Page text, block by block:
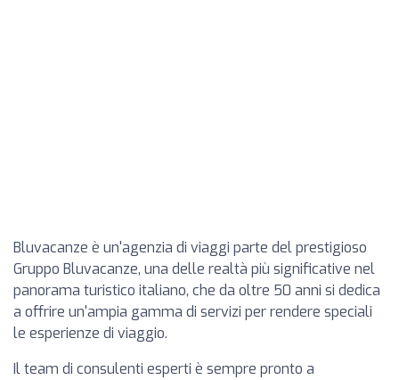
Bluvacanze è un'agenzia di viaggi parte del prestigioso
Gruppo Bluvacanze, una delle realtà più significative nel
panorama turistico italiano, che da oltre 50 anni si dedica
a offrire un'ampia gamma di servizi per rendere speciali
le esperienze di viaggio.
Il team di consulenti esperti è sempre pronto a